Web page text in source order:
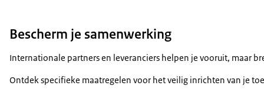
Bescherm je samenwerking
Internationale partners en leveranciers helpen je vooruit, maar
Ontdek specifieke maatregelen voor het veilig inrichten van je